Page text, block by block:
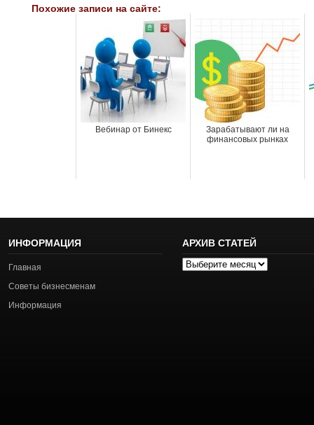
Похожие записи на сайте:
Вебинар от Бинекс
Зарабатывают ли на
финансовых рынках
ИНФОРМАЦИЯ
Главная
Советы бизнесменам
Информация
АРХИВ СТАТЕЙ
Архив